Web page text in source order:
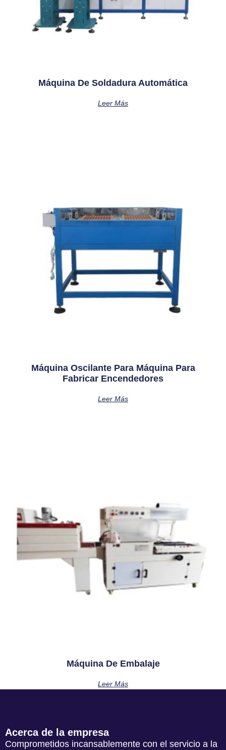
Máquina De Soldadura Automática
Leer Más
Máquina Oscilante Para Máquina Para
Fabricar Encendedores
Leer Más
Máquina De Embalaje
Leer Más
Acerca de la empresa
Comprometidos incansablemente con el servicio a la